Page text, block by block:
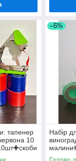
тапенер
10
–5%
Набір